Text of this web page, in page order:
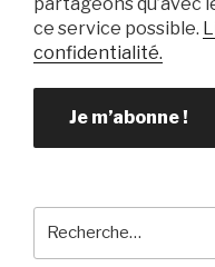
partageons qu’avec
ce service possible.
confidentialité.